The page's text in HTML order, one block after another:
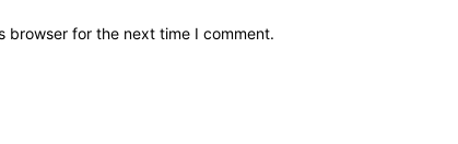
browser for the next time I comment.